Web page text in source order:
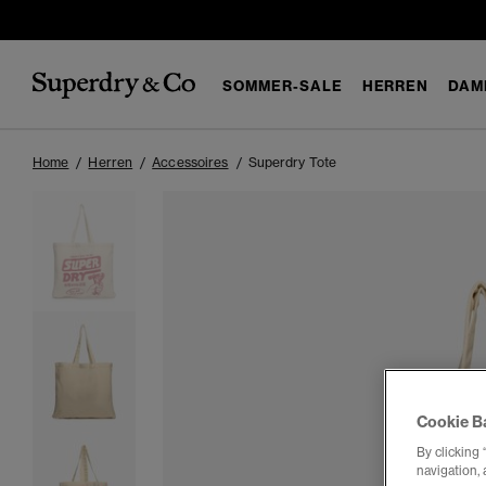
SOMMER-SALE HERREN
Home Herren Accessoires Superdry Tote
Cookie
By clicking
navigation,